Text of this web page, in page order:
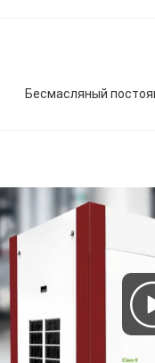
Бесмасляный